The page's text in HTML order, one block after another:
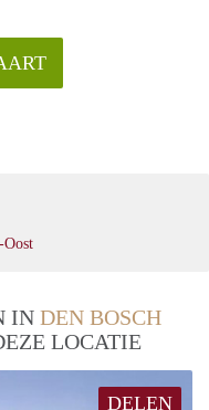
IN DEN BOSCH
LOCATIE
DELEN